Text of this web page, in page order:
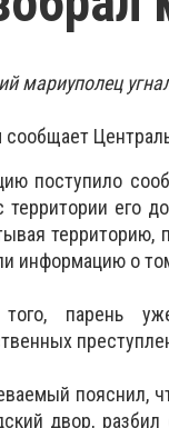
мариуполец
сообщает
поступило
территории его
территорию,
информацию о
парень
пояснил,
двор,